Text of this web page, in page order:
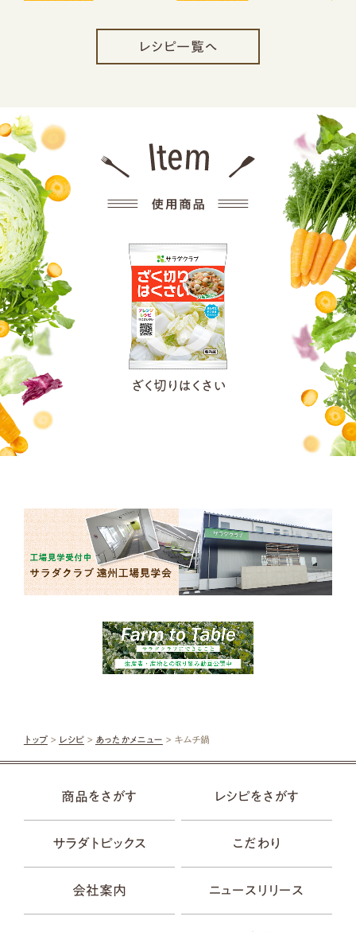
レシピ一覧へ
ざく切りはくさい
トップ> レシピ> あったかメニュー > キムチ鍋
商品をさがす レシピをさがす
サラダトピックス こだわり
会社案内 ニュースリリース